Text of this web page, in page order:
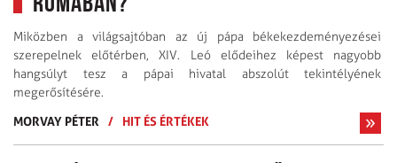
Miközben a világsajtóban az új pápa békekezdeményezései
szerepelnek előtérben, XIV. Leó elődeihez képest nagyobb
hangsúlyt tesz a pápai hivatal abszolút tekintélyének
megerősítésére.
MORVAY PÉTER / HIT ÉS ÉRTÉKEK